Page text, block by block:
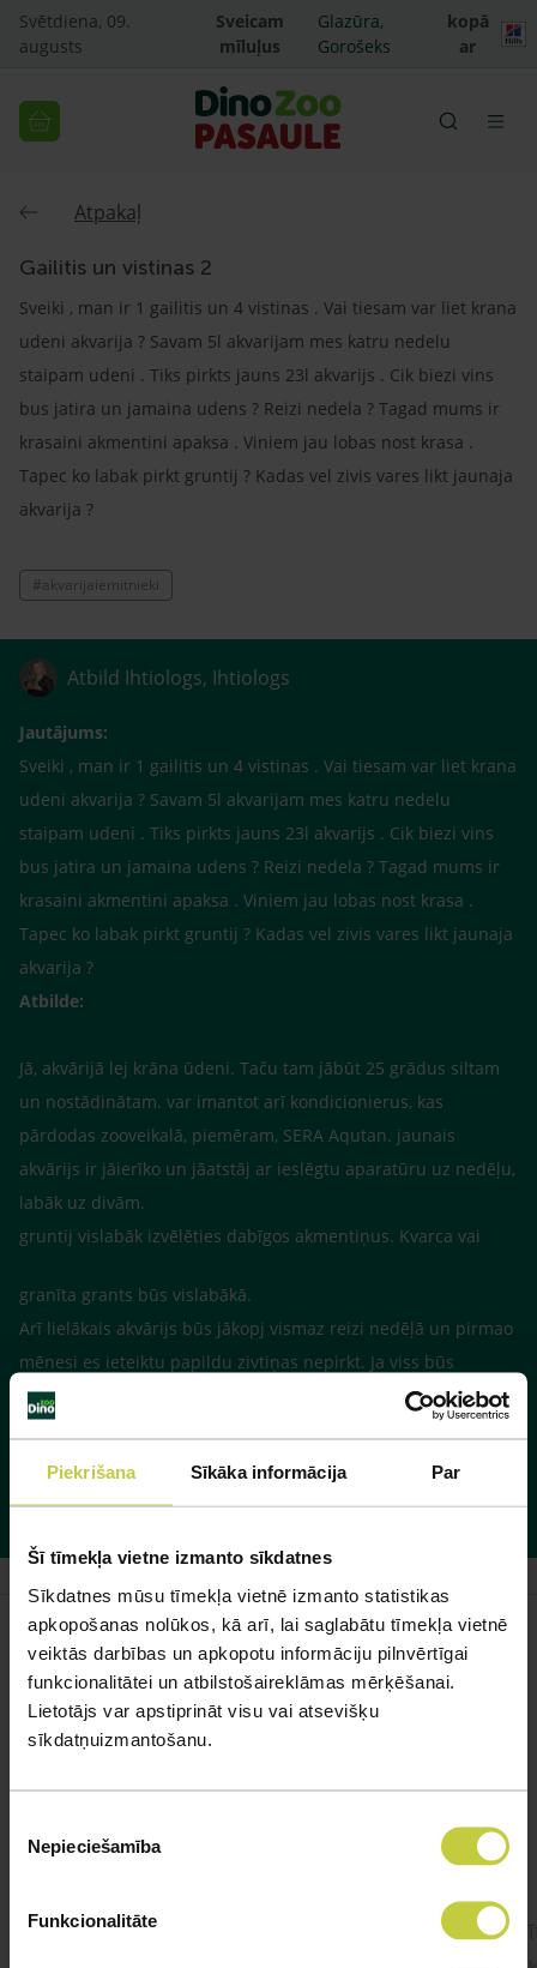
Piekrišana Sīkāka informācija Par
Šī tīmekļa vietne izmanto sīkdatnes
Sīkdatnes mūsu tīmekļa vietnē izmanto statistikas
apkopošanas nolūkos, kā arī, lai saglabātu tīmekļa vietnē
veiktās darbības un apkopotu informāciju pilnvērtīgai
funkcionalitātei un atbilstošaireklāmas mērķēšanai.
Lietotājs var apstiprināt visu vai atsevišķu
sīkdatņuizmantošanu.
izvēle
Nepieciešamība
Funkcionalitāte
Svētdiena, 09.
augusts
Sveicam
mīluļus
Glazūra,
Gorošeks
kopā
ar
Atpakaļ
Gailitis un vistinas 2
Sveiki , man ir 1 gailitis un 4 vistinas . Vai tiesam var liet krana
udeni akvarija ? Savam 5l akvarijam mes katru nedelu
staipam udeni . Tiks pirkts jauns 23l akvarijs . Cik biezi vins
bus jatira un jamaina udens ? Reizi nedela ? Tagad mums ir
krasaini akmentini apaksa . Viniem jau lobas nost krasa .
Tapec ko labak pirkt gruntij ? Kadas vel zivis vares likt jaunaja
akvarija ?
#akvarijaiemitnieki
Atbild Ihtiologs, Ihtiologs
Jautājums:
Sveiki , man ir 1 gailitis un 4 vistinas . Vai tiesam var liet krana
udeni akvarija ? Savam 5l akvarijam mes katru nedelu
staipam udeni . Tiks pirkts jauns 23l akvarijs . Cik biezi vins
bus jatira un jamaina udens ? Reizi nedela ? Tagad mums ir
krasaini akmentini apaksa . Viniem jau lobas nost krasa .
Tapec ko labak pirkt gruntij ? Kadas vel zivis vares likt jaunaja
akvarija ?
Atbilde:
Jā, akvārijā lej krāna ūdeni. Taču tam jābūt 25 grādus siltam
un nostādinātam. var imantot arī kondicionierus, kas
pārdodas zooveikalā, piemēram, SERA Aqutan. jaunais
akvārijs ir jāierīko un jāatstāj ar ieslēgtu aparatūru uz nedēļu,
labāk uz divām.
gruntij vislabāk izvēlēties dabīgos akmentiņus. Kvarca vai
granīta grants būs vislabākā.
Arī lielākais akvārijs būs jākopj vismaz reizi nedēļā un pirmao
mēnesi es ieteiktu papildu zivtiņas nepirkt. Ja viss būs
kārtībā, tad varēsiet iegādāties corydoras samiņus.
Līdzīgi jautājumi
Mūsu eksperti spēs atbildēt uz jebkuru Jūsu jautājumu
cīnītājzivtiņa.